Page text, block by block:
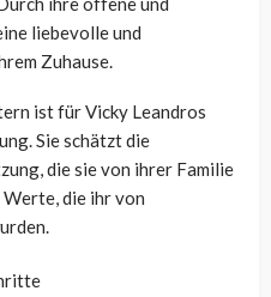
liebevolle und
Zuhause.
ist für Vicky Leandros
Sie schätzt die
die sie von ihrer Familie
die ihr von